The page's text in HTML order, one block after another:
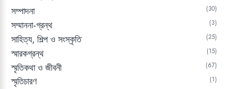
সম্পাদনা 30
সম্মাননা-গ্রন্থ 3
সাহিত্য, শিল্প ও সংস্কৃতি 25
স্মারকগ্রন্থ 15
স্মৃতিকথা ও জীবনী 67
স্মৃতিচারণ 1